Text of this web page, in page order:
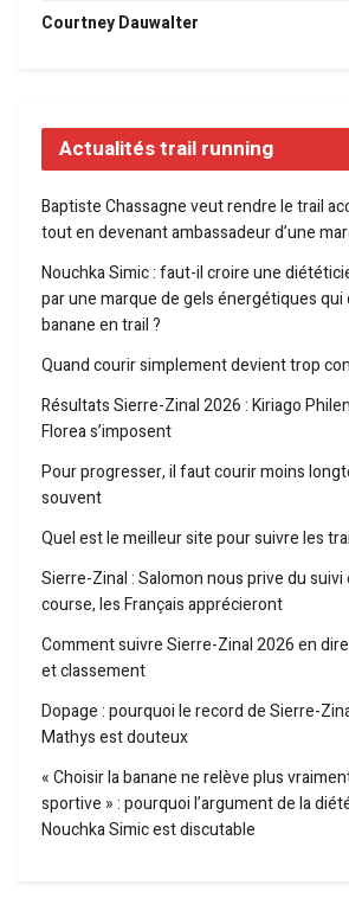
Courtney Dauwalter
Actualités trail running
Baptiste Chassagne veut rendre le trail
tout en devenant ambassadeur d’une
Nouchka Simic : faut-il croire une
par une marque de gels énergétiques qui
banane en trail ?
Quand courir simplement devient trop
Résultats Sierre-Zinal 2026 : Kiriago
Florea s’imposent
Pour progresser, il faut courir moins
souvent
Quel est le meilleur site pour suivre les
Sierre-Zinal : Salomon nous prive du
course, les Français apprécieront
Comment suivre Sierre-Zinal 2026 en
et classement
Dopage : pourquoi le record de Sierre-
Mathys est douteux
« Choisir la banane ne relève plus
sportive » : pourquoi l’argument de la
Nouchka Simic est discutable